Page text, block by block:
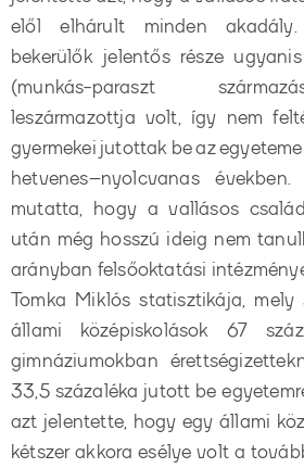
elől elhárult minden
bekerülők jelentős része
(munkás-paraszt
leszármazottja volt, így nem
gyermekei jutottak be az
hetvenes–nyolcvanas
mutatta, hogy a vallásos
után még hosszú ideig nem
arányban felsőoktatási
Tomka Miklós statisztikája, mely
állami középiskolások 67
gimnáziumokban
33,5 százaléka jutott be
azt jelentette, hogy egy állami
kétszer akkora esélye volt a